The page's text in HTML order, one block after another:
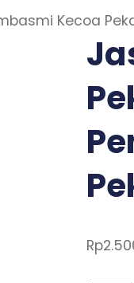
Kecoa
Rp